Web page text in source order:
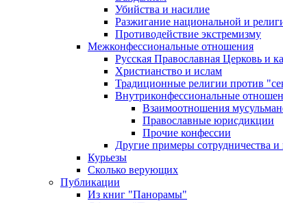
Убийства и насилие
Разжигание национальной и
Противодействие экстремизму
Межконфессиональные отношения
Русская Православная Церковь и
Христианство и ислам
Традиционные религии против
Внутриконфессиональные
Взаимоотношения
Православные юрисдикции
Прочие конфессии
Другие примеры сотрудничества и
Курьезы
Сколько верующих
Публикации
Из книг "Панорамы"